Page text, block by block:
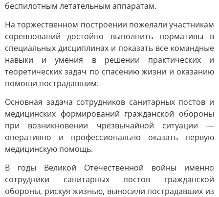
беспилотным летательным аппаратам.
На торжественном построении пожелали участникам
соревнований достойно выполнить нормативы в
специальных дисциплинах и показать все командные
навыки и умения в решении практических и
теоретических задач по спасению жизни и оказанию
помощи пострадавшим.
Основная задача сотрудников санитарных постов и
медицинских формирований гражданской обороны
при возникновении чрезвычайной ситуации —
оперативно и профессионально оказать первую
медицинскую помощь.
В годы Великой Отечественной войны именно
сотрудники санитарных постов гражданской
обороны, рискуя жизнью, выносили пострадавших из